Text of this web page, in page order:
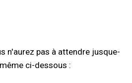
n'aurez pas à attendre jusque-
ci-dessous :